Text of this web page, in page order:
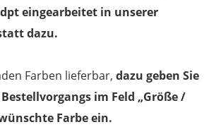
eingearbeitet in unserer
dazu.
Farben lieferbar,dazu geben Sie
im Feld „Größe /
Farbe ein.